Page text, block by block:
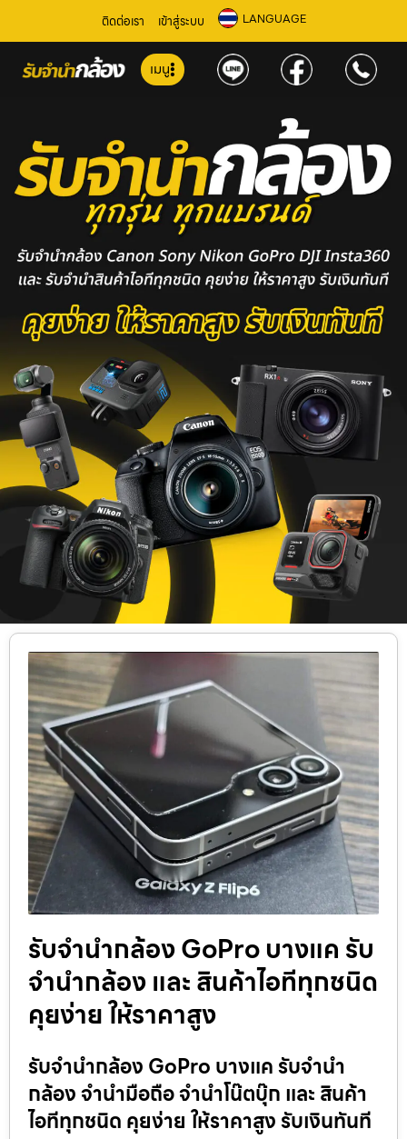
ติดต่อเรา เข้าสู่ระบบ LANGUAGE
เมนู
รับจำนำกล้อง GoPro บางแค รับ
จํานํากล้อง และ สินค้าไอทีทุกชนิด
คุยง่าย ให้ราคาสูง
รับจำนำกล้อง GoPro บางแค รับจํานํา
กล้อง จำนำมือถือ จำนำโน๊ตบุ๊ก และ สินค้า
ไอทีทุกชนิด คุยง่าย ให้ราคาสูง รับเงินทันที